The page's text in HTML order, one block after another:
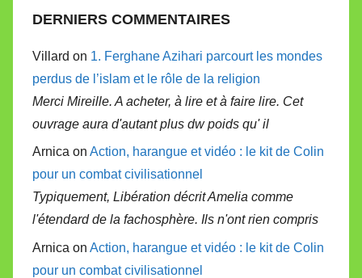
DERNIERS COMMENTAIRES
Villard on 1. Ferghane Azihari parcourt les mondes
perdus de l’islam et le rôle de la religion
Merci Mireille. A acheter, à lire et à faire lire. Cet
ouvrage aura d'autant plus dw poids qu' il
Arnica on Action, harangue et vidéo : le kit de Colin
pour un combat civilisationnel
Typiquement, Libération décrit Amelia comme
l'étendard de la fachosphère. Ils n'ont rien compris
Arnica on Action, harangue et vidéo : le kit de Colin
pour un combat civilisationnel